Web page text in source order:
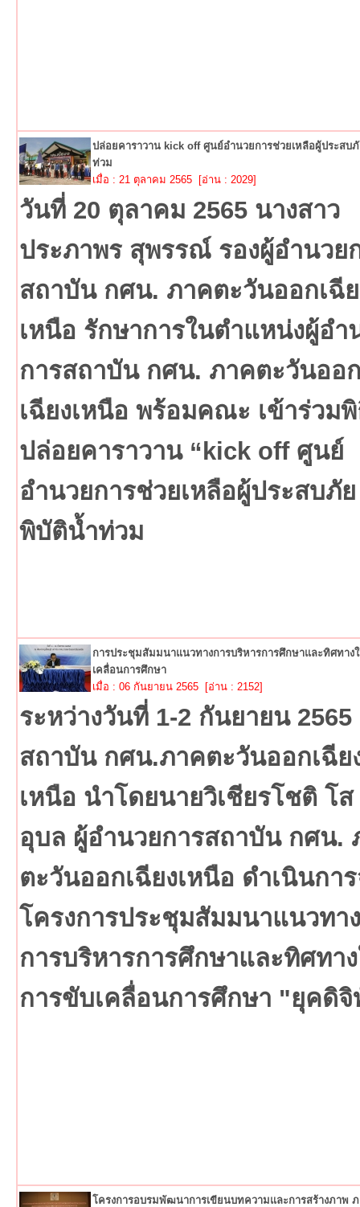
ปล่อยคาราวาน kick off ศูนย์อำนวยการช่วยเหลือผู้ประสบ
ท่วม
เมื่อ : 21 ตุลาคม 2565 [อ่าน : 2029]
วันที่ 20 ตุลาคม 2565 นางสาว
ประภาพร สุพรรณ์ รองผู้อำนวย
สถาบัน กศน. ภาคตะวันออกเฉี
เหนือ รักษาการในตำแหน่งผู้อำ
การสถาบัน กศน. ภาคตะวันออ
เฉียงเหนือ พร้อมคณะ เข้าร่วม
ปล่อยคาราวาน “kick off ศูนย์
อำนวยการช่วยเหลือผู้ประสบภัย
พิบัติน้ำท่วม
การประชุมสัมมนาแนวทางการบริหารการศึกษาและทิศทาง
เคลื่อนการศึกษา
เมื่อ : 06 กันยายน 2565 [อ่าน : 2152]
ระหว่างวันที่ 1-2 กันยายน 2565
สถาบัน กศน.ภาคตะวันออกเฉีย
เหนือ นำโดยนายวิเชียรโชติ โส
อุบล ผู้อำนวยการสถาบัน กศน.
ตะวันออกเฉียงเหนือ ดำเนินกา
โครงการประชุมสัมมนาแนวทาง
การบริหารการศึกษาและทิศทา
การขับเคลื่อนการศึกษา "ยุคดิ
โครงการอบรมพัฒนาการเขียนบทความและการสร้างภาพ ภ